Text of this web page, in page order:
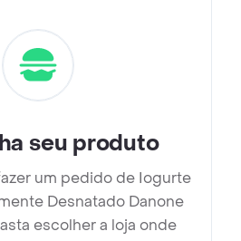
seu produto
um pedido de Iogurte
Desnatado Danone
escolher a loja onde